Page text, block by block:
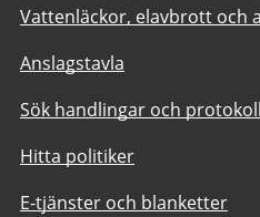
Vattenläckor, elavbrott och
Anslagstavla
Sök handlingar och protokoll
Hitta politiker
E-tjänster och blanketter